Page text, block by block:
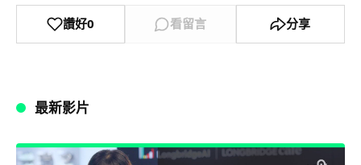
讚好0 看留言 分享
最新影片